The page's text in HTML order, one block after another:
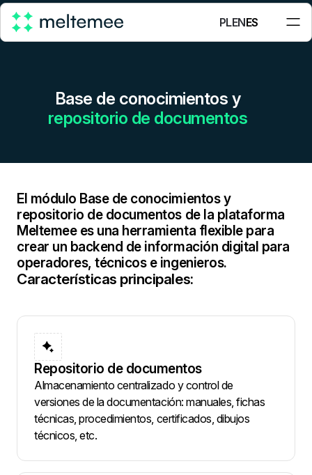
PLENES
Base de conocimientos y
repositorio de documentos
El módulo Base de conocimientos y
repositorio de documentos de la plataforma
Meltemee es una herramienta flexible para
crear un backend de información digital para
operadores, técnicos e ingenieros.
Características principales:
Repositorio de documentos
Almacenamiento centralizado y control de
versiones de la documentación: manuales, fichas
técnicas, procedimientos, certificados, dibujos
técnicos, etc.